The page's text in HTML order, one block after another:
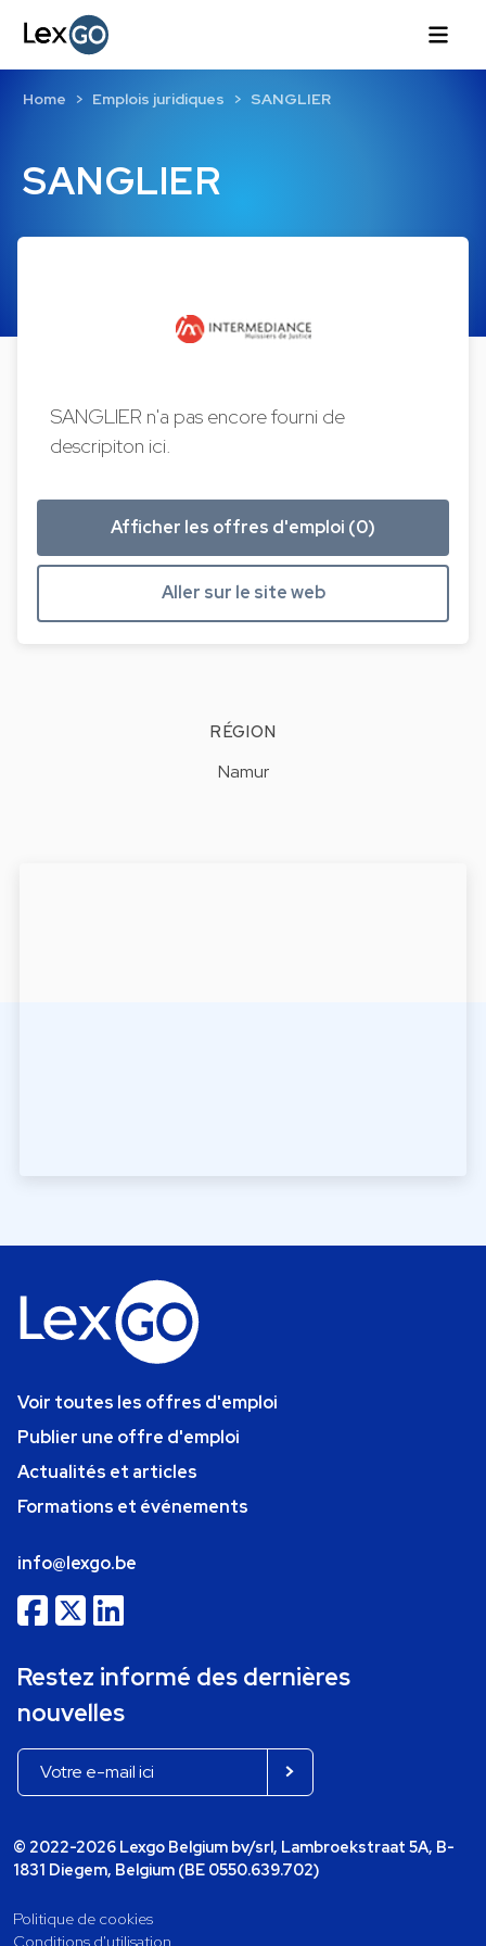
SANGLIER
Home Emplois juridiques SANGLIER
SANGLIER n'a pas encore fourni de
descripiton ici.
Afficher les offres d'emploi (0)
Aller sur le site web
RÉGION
Namur
Voir toutes les offres d'emploi
Publier une offre d'emploi
Actualités et articles
Formations et événements
info@lexgo.be
Restez informé des dernières
nouvelles
© 2022-2026 Lexgo Belgium bv/srl, Lambroekstraat 5A, B-
1831 Diegem, Belgium (BE 0550.639.702)
Politique de cookies
Conditions d'utilisation